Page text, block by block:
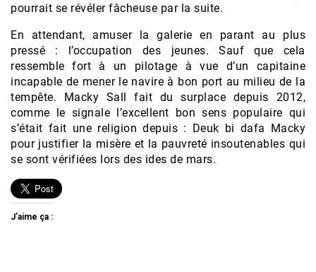
pourrait se révéler fâcheuse par la suite.
En attendant, amuser la galerie en parant au plus
pressé : l’occupation des jeunes. Sauf que cela
ressemble fort à un pilotage à vue d’un capitaine
incapable de mener le navire à bon port au milieu de la
tempête. Macky Sall fait du surplace depuis 2012,
comme le signale l’excellent bon sens populaire qui
s’était fait une religion depuis : Deuk bi dafa Macky
pour justifier la misère et la pauvreté insoutenables qui
se sont vérifiées lors des ides de mars.
J’aime ça :